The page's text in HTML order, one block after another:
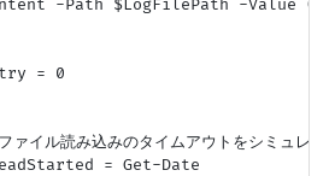
-Path $LogFilePath -Value
= 0
イル読み込みのタイムアウトをシミュレー
= Get-Date